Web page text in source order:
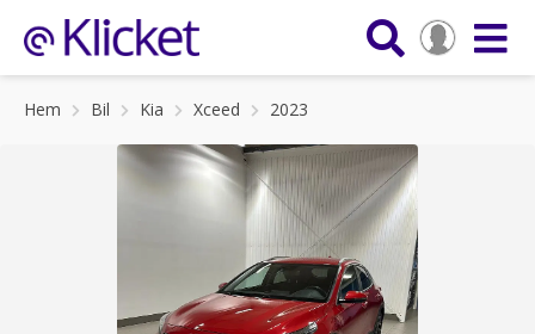
Hem Bil Kia Xceed 2023